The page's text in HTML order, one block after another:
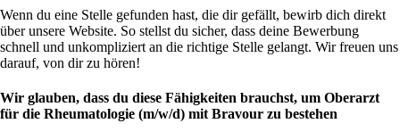
Wenn du eine Stelle gefunden hast, die dir gefällt, bewirb dich direkt
über unsere Website. So stellst du sicher, dass deine Bewerbung
schnell und unkompliziert an die richtige Stelle gelangt. Wir freuen uns
darauf, von dir zu hören!
Wir glauben, dass du diese Fähigkeiten brauchst, um Oberarzt
für die Rheumatologie (m/w/d) mit Bravour zu bestehen